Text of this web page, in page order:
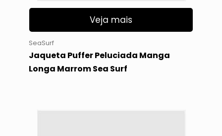
Veja mais
SeaSurf
Jaqueta Puffer Peluciada Manga
Longa Marrom Sea Surf